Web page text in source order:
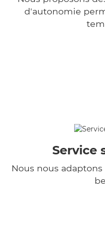
d'autonomie
Service
Nous nous